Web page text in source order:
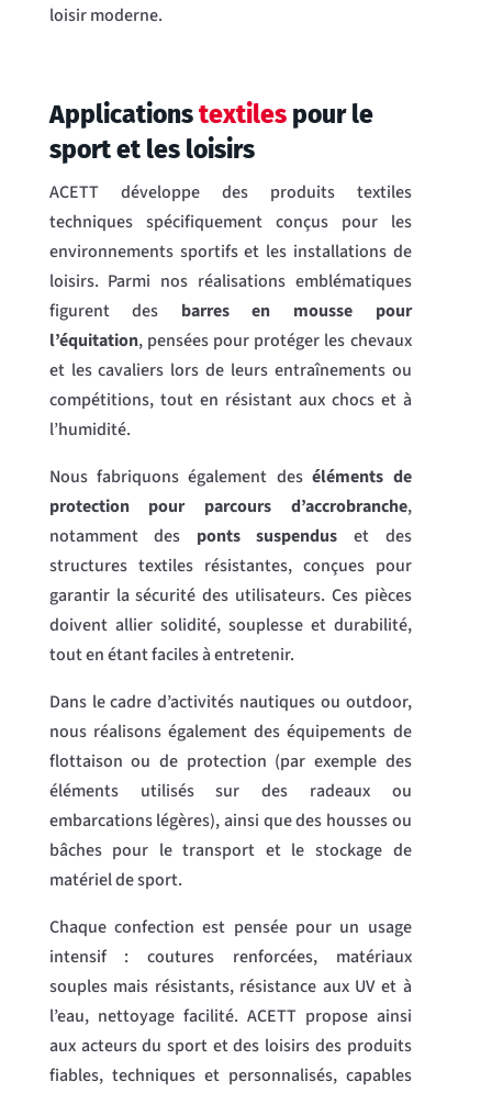
loisir moderne.
Applicationstextilespour le
sport et les loisirs
ACETT développe des produits textiles
techniques spécifiquement conçus pour les
environnements sportifs et les installations de
loisirs. Parmi nos réalisations emblématiques
figurent des barres en mousse pour
l’équitation, pensées pour protéger les chevaux
et les cavaliers lors de leurs entraînements ou
compétitions, tout en résistant aux chocs et à
l’humidité.
Nous fabriquons également deséléments de
protection pour parcours d’accrobranche,
notamment des ponts suspendus et des
structures textiles résistantes, conçues pour
garantir la sécurité des utilisateurs. Ces pièces
doivent allier solidité, souplesse et durabilité,
tout en étant faciles à entretenir.
Dans le cadre d’activités nautiques ou outdoor,
nous réalisons également des équipements de
flottaison ou de protection (par exemple des
éléments utilisés sur des radeaux ou
embarcations légères), ainsi que des housses ou
bâches pour le transport et le stockage de
matériel de sport.
Chaque confection est pensée pour un usage
intensif : coutures renforcées, matériaux
souples mais résistants, résistance aux UV et à
l’eau, nettoyage facilité. ACETT propose ainsi
aux acteurs du sport et des loisirs des produits
fiables, techniques et personnalisés, capables